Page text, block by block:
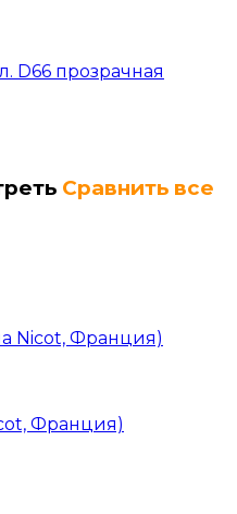
D66 прозрачная
Сравнить все
Франция)